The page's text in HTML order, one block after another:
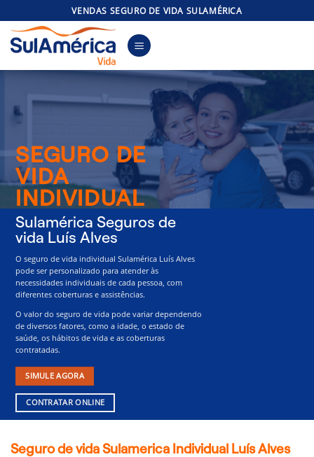
to
content
VENDAS SEGURO DE VIDA SULAMÉRICA
SEGURO DE
VIDA
INDIVIDUAL
Sulamérica Seguros de
vida Luís Alves
O seguro de vida individual Sulamérica Luís Alves
pode ser personalizado para atender às
necessidades individuais de cada pessoa, com
diferentes coberturas e assistências.
O valor do seguro de vida pode variar dependendo
de diversos fatores, como a idade, o estado de
saúde, os hábitos de vida e as coberturas
contratadas.
SIMULE AGORA
CONTRATAR ONLINE
Seguro de vida Sulamerica Individual Luís Alves